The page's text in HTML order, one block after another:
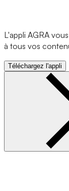
L'appli AGRA
à tous vos
Téléchargez l'appli